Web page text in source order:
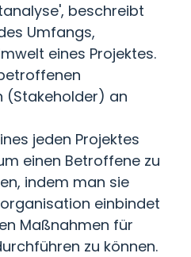
beschreibt
Umfangs,
eines Projektes.
(Stakeholder) an
jeden Projektes
einen Betroffene zu
indem man sie
einbindet
Maßnahmen für
zu können.